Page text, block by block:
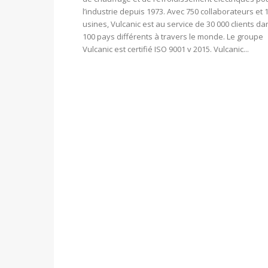
l’industrie depuis 1973. Avec 750 collaborateurs et
usines, Vulcanic est au service de 30 000 clients
100 pays différents à travers le monde. Le groupe
Vulcanic est certifié ISO 9001 v 2015. Vulcanic...